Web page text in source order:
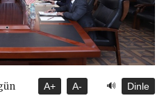
A+ A- 🔊 Dinle